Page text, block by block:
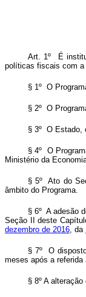
Art. 1º É
políticas fiscais com a
§ 1º O
§ 2º O
§ 3º O Estado,
§ 4º O
Ministério da
§ 5º Ato do
âmbito do Programa.
§ 6º A adesão
Seção II deste
dezembro de 2016, da
§ 7º O
meses após a referida
§ 8º A